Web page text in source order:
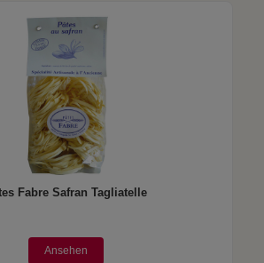
Fabre Safran Tagliatelle
Ansehen